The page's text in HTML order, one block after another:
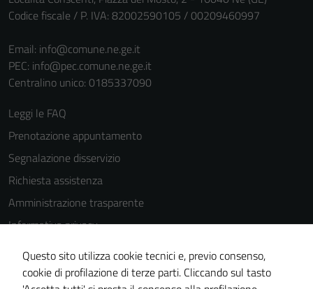
Codice fiscale / P. IVA: 82002590105 / 00209460997
Email: info@comune.ne.ge.it
PEC: info@pec.comune.ne.ge.it
Centralino unico: 0185337090
Leggi le FAQ
Prenotazione appuntamento
Segnalazione disservizio
Richiesta assistenza
Amministrazione trasparente
Informativa privacy
Note legali
Questo sito utilizza cookie tecnici e, previo consenso,
cookie di profilazione di terze parti. Cliccando sul tasto